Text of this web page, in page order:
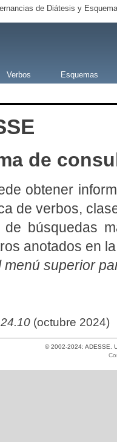
de Diátesis y
Verbos Esquemas
de
obtener
de verbos,
de búsquedas
anotados en
menú superior
(octubre 2024)
© 2002-2024: ADESSE.